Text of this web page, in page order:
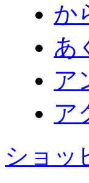
か
あ
ア
ア
ショッ